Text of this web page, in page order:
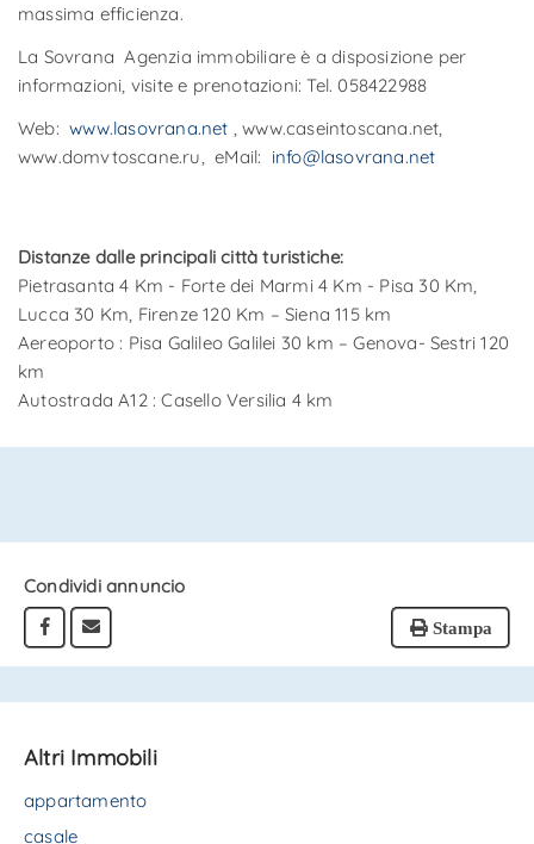
massima efficienza.
La Sovrana Agenzia immobiliare è a disposizione per
informazioni, visite e prenotazioni: Tel. 058422988
Web:www.lasovrana.net , www.caseintoscana.net,
www.domvtoscane.ru, eMail: info@lasovrana.net
Distanze dalle principali città turistiche:
Pietrasanta 4 Km - Forte dei Marmi 4 Km - Pisa 30 Km,
Lucca 30 Km, Firenze 120 Km – Siena 115 km
Aereoporto : Pisa Galileo Galilei 30 km – Genova- Sestri 120
km
Autostrada A12 : Casello Versilia 4 km
Condividi annuncio
Stampa
Altri Immobili
appartamento
casale